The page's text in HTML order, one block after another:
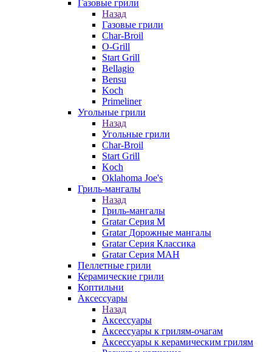
Газовые грили
Назад
Газовые грили
Char-Broil
O-Grill
Start Grill
Bellagio
Bensu
Koch
Primeliner
Угольные грили
Назад
Угольные грили
Char-Broil
Start Grill
Koch
Oklahoma Joe's
Гриль-мангалы
Назад
Гриль-мангалы
Gratar Серия M
Gratar Дорожные мангалы
Gratar Серия Классика
Gratar Серия МАН
Пеллетные грили
Керамические грили
Коптильни
Аксессуары
Назад
Аксессуары
Аксессуары к грилям-очагам
Аксессуары к керамическим грилям